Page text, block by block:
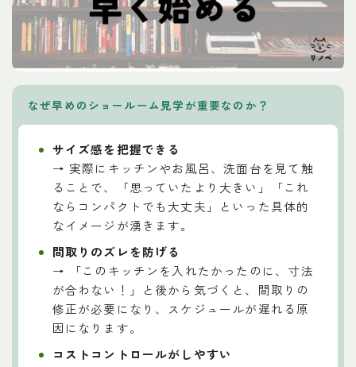
なぜ早めのショールーム見学が重要なのか？
サイズ感を把握できる
→ 実際にキッチンやお風呂、洗面台を見て触
ることで、「思っていたより大きい」「これ
ならコンパクトでも大丈夫」といった具体的
なイメージが湧きます。
間取りのズレを防げる
→ 「このキッチンを入れたかったのに、寸法
が合わない！」と後から気づくと、間取りの
修正が必要になり、スケジュールが遅れる原
因になります。
コストコントロールがしやすい